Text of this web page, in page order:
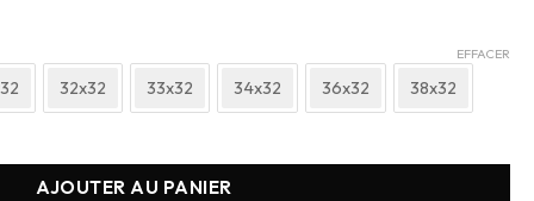
32x32 33x32 34x32 36x32 38x32
EFFACER
AJOUTER AU PANIER